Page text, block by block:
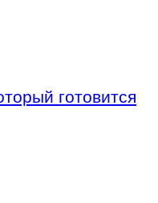
готовится